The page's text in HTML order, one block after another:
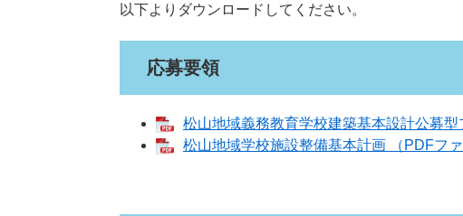
以下よりダウンロードしてください。
応募要領
松山地域義務教育学校建築基本設計公募
松山地域学校施設整備基本計画 （PDFファ